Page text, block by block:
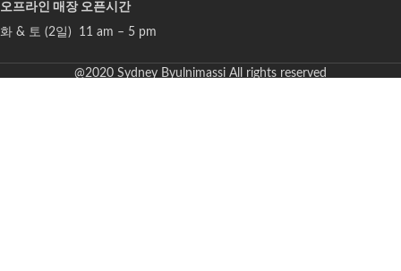
오프라인 매장 오픈시간
화 & 토 (2일) 11 am – 5 pm
@2020 Sydney Byulnimassi All rights reserved